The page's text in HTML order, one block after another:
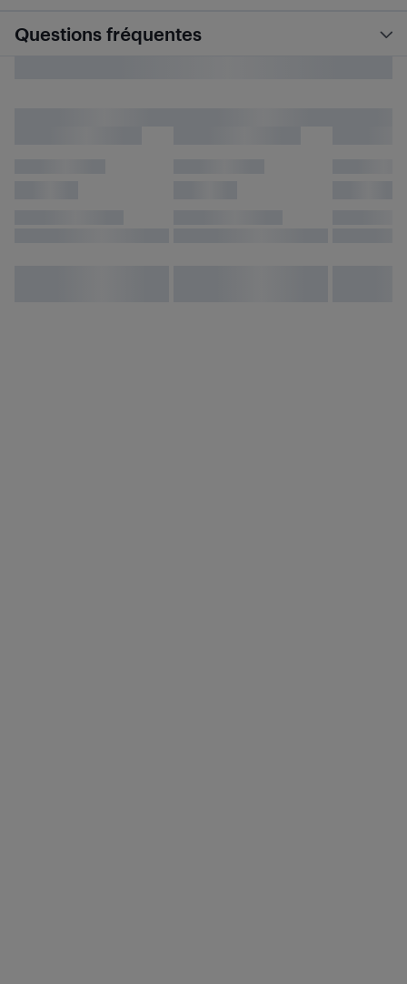
Questions fréquentes